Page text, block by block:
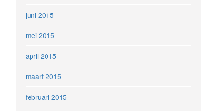
juni 2015
mei 2015
april 2015
maart 2015
februari 2015